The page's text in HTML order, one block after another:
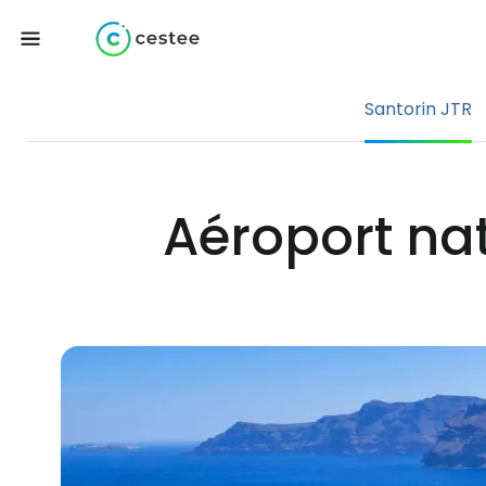
Santorin JTR
Aéroport